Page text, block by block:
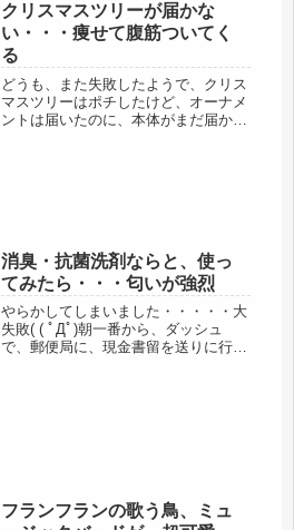
クリスマスツリーが届かな
い・・・痩せて腹筋ついてく
る
どうも、また失敗したようで、クリス
マスツリーはポチしたけど、オーナメ
ントは届いたのに、本体がまだ届かな
消臭・抗菌洗剤ならと、使っ
てみたら・・・匂いが強烈
やらかしてしまいました・・・・・大
失敗( ( ﾟДﾟ)朝一番から、ダッシュ
で、郵便局に、現金書留を送りに行き
フランフランの歌う鳥、ミュ